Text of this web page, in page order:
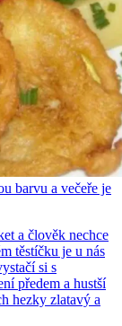
barvu a večeře je
a člověk nechce
těstíčku je u nás
si s
předem a hustší
hezky zlatavý a